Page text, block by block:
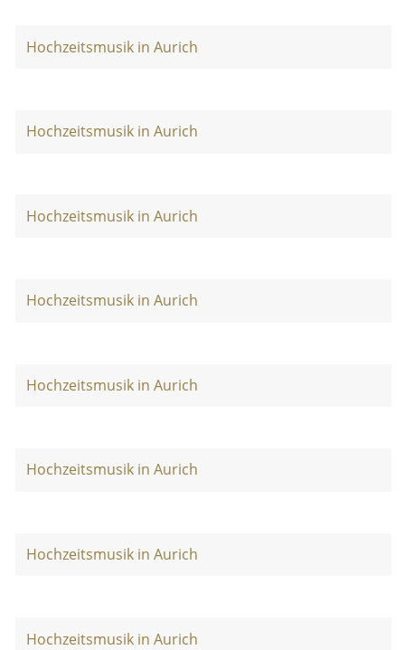
Hochzeitsmusik in Aurich
Hochzeitsmusik in Aurich
Hochzeitsmusik in Aurich
Hochzeitsmusik in Aurich
Hochzeitsmusik in Aurich
Hochzeitsmusik in Aurich
Hochzeitsmusik in Aurich
Hochzeitsmusik in Aurich